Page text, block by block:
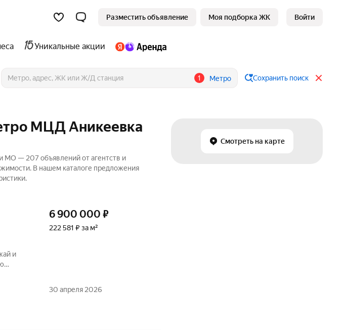
Разместить объявление Моя подборка ЖК Войти
Уникальные акции
1 Метро Сохранить поиск
Смотреть на карте
МЦД Аникеевка
МО — 207 объявлений от агентств и
В нашем каталоге предложения
6 900 000 ₽
222 581 ₽ за м²
30 апреля 2026